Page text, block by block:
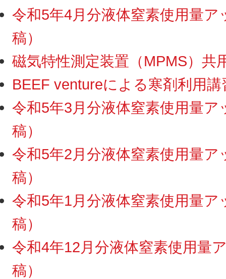
令和5年4月分液体窒素使用量
稿）
磁気特性測定装置（MPMS）共
BEEF ventureによる寒剤利用
令和5年3月分液体窒素使用量
稿）
令和5年2月分液体窒素使用量
稿）
令和5年1月分液体窒素使用量
稿）
令和4年12月分液体窒素使用量
稿）